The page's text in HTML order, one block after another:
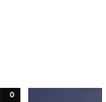
0